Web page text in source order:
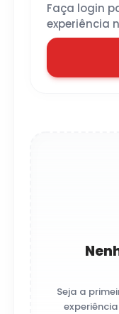
Faça login
experiência
Seja a